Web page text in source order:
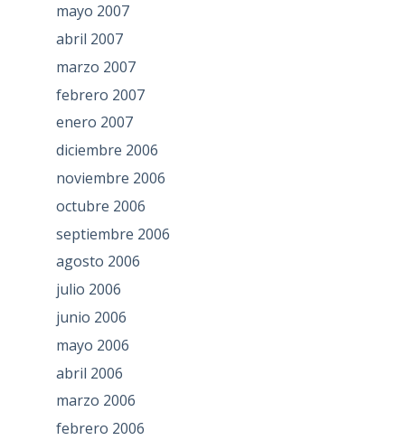
mayo 2007
abril 2007
marzo 2007
febrero 2007
enero 2007
diciembre 2006
noviembre 2006
octubre 2006
septiembre 2006
agosto 2006
julio 2006
junio 2006
mayo 2006
abril 2006
marzo 2006
febrero 2006